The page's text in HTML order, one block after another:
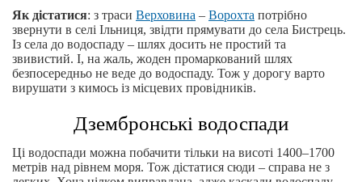
Як дістатися: з траси Верховина – Ворохта потрібно
звернути в селі Ільниця, звідти прямувати до села Бистрець.
Із села до водоспаду – шлях досить не простий та
звивистий. І, на жаль, жоден промаркований шлях
безпосередньо не веде до водоспаду. Тож у дорогу варто
вирушати з кимось із місцевих провідників.
Дзембронські водоспади
Ці водоспади можна побачити тільки на висоті 1400–1700
метрів над рівнем моря. Тож дістатися сюди – справа не з